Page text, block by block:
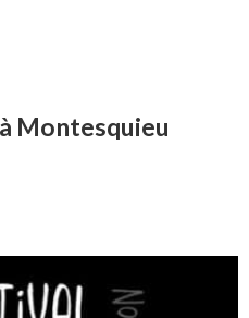
Montesquieu